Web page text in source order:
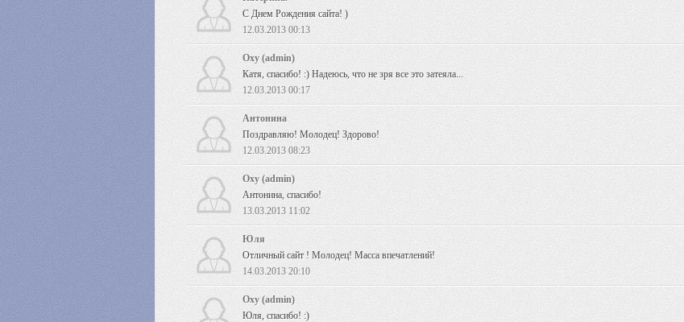
С Днем Рождения сайта! )
12.03.2013 00:13
Oxy (admin)
Катя, спасибо! :) Надеюсь, что не зря все это затеяла...
12.03.2013 00:17
Антонина
Поздравляю! Молодец! Здорово!
12.03.2013 08:23
Oxy (admin)
Антонина, спасибо!
13.03.2013 11:02
Юля
Отличный сайт ! Молодец! Масса впечатлений!
14.03.2013 20:10
Oxy (admin)
Юля, спасибо! :)